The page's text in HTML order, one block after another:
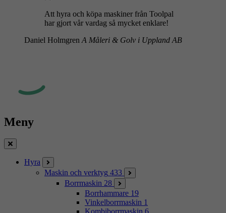
Att hyra och köpa maskiner från Toolpal
har gjort vår vardag så mycket enklare!
Daniel Holmgren A Måleri & Golv i Uppland AB
Meny
Stäng
Hyra
Maskin och verktyg 433
Borrmaskin 28
Borrhammare 19
Vinkelborrmaskin 1